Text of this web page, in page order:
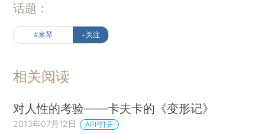
话题：
#米琴 +关注
相关阅读
对人性的考验——卡夫卡的《变形记》
2013年07月12日 APP打开